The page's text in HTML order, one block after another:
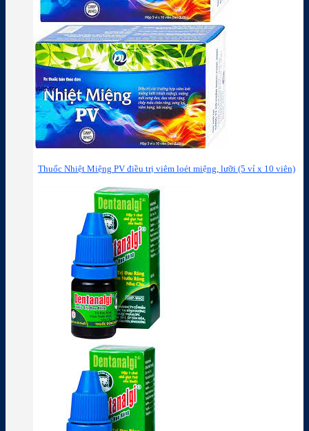
Thuốc Nhiệt Miệng PV điều trị viêm loét miệng, lưỡi (5 vỉ x 10 viên)